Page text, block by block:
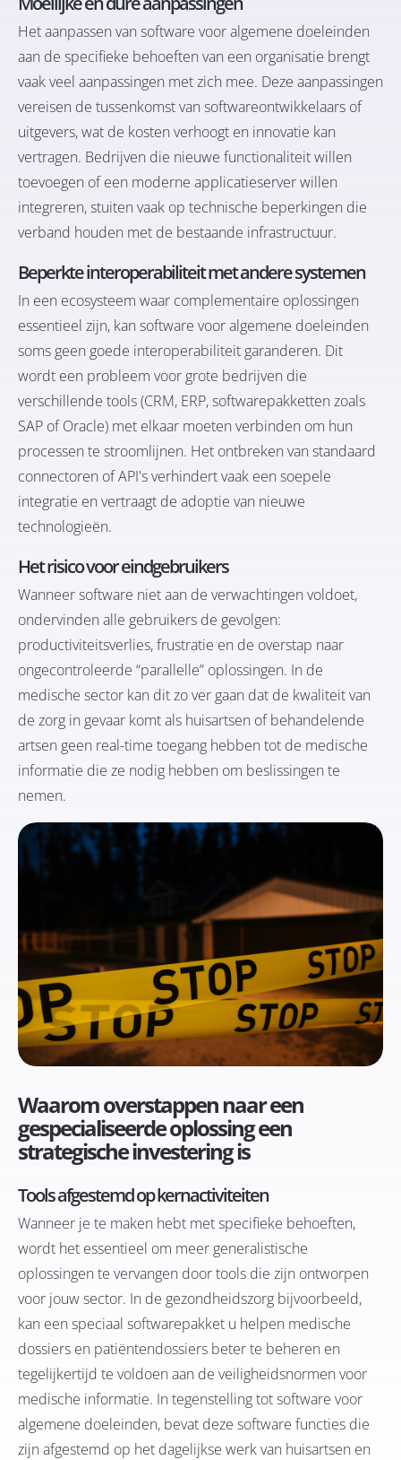
Het aanpassen van software voor algemene doeleinden
aan de specifieke behoeften van een organisatie brengt
vaak veel aanpassingen met zich mee. Deze aanpassingen
vereisen de tussenkomst van softwareontwikkelaars of
uitgevers, wat de kosten verhoogt en innovatie kan
vertragen. Bedrijven die nieuwe functionaliteit willen
toevoegen of een moderne applicatieserver willen
integreren, stuiten vaak op technische beperkingen die
verband houden met de bestaande infrastructuur.
Beperkte interoperabiliteit met andere systemen
In een ecosysteem waar complementaire oplossingen
essentieel zijn, kan software voor algemene doeleinden
soms geen goede interoperabiliteit garanderen. Dit
wordt een probleem voor grote bedrijven die
verschillende tools (CRM, ERP, softwarepakketten zoals
SAP of Oracle) met elkaar moeten verbinden om hun
processen te stroomlijnen. Het ontbreken van standaard
connectoren of API's verhindert vaak een soepele
integratie en vertraagt de adoptie van nieuwe
technologieën.
Het risico voor eindgebruikers
Wanneer software niet aan de verwachtingen voldoet,
ondervinden alle gebruikers de gevolgen:
productiviteitsverlies, frustratie en de overstap naar
ongecontroleerde “parallelle” oplossingen. In de
medische sector kan dit zo ver gaan dat de kwaliteit van
de zorg in gevaar komt als huisartsen of behandelende
artsen geen real-time toegang hebben tot de medische
informatie die ze nodig hebben om beslissingen te
nemen.
Waarom overstappen naar een
gespecialiseerde oplossing een
strategische investering is
Tools afgestemd op kernactiviteiten
Wanneer je te maken hebt met specifieke behoeften,
wordt het essentieel om meer generalistische
oplossingen te vervangen door tools die zijn ontworpen
voor jouw sector. In de gezondheidszorg bijvoorbeeld,
kan een speciaal softwarepakket u helpen medische
dossiers en patiëntendossiers beter te beheren en
tegelijkertijd te voldoen aan de veiligheidsnormen voor
medische informatie. In tegenstelling tot software voor
algemene doeleinden, bevat deze software functies die
zijn afgestemd op het dagelijkse werk van huisartsen en